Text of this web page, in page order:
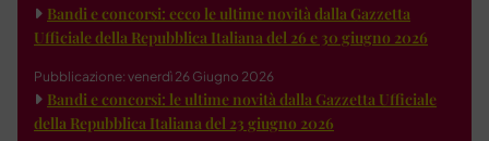
Bandi e concorsi: ecco le ultime novità dalla Gazzetta
Ufficiale della Repubblica Italiana del 26 e 30 giugno 2026
Pubblicazione: venerdì 26 Giugno 2026
Bandi e concorsi: le ultime novità dalla Gazzetta Ufficiale
della Repubblica Italiana del 23 giugno 2026